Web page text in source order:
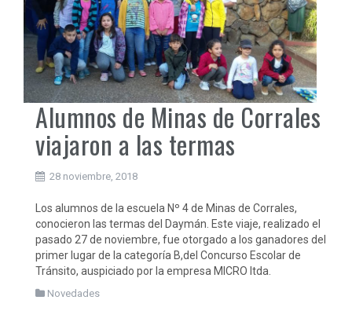
Alumnos de Minas de Corrales
viajaron a las termas
28 noviembre, 2018
Los alumnos de la escuela Nº 4 de Minas de Corrales,
conocieron las termas del Daymán. Este viaje, realizado el
pasado 27 de noviembre, fue otorgado a los ganadores del
primer lugar de la categoría B,del Concurso Escolar de
Tránsito, auspiciado por la empresa MICRO ltda.
Novedades